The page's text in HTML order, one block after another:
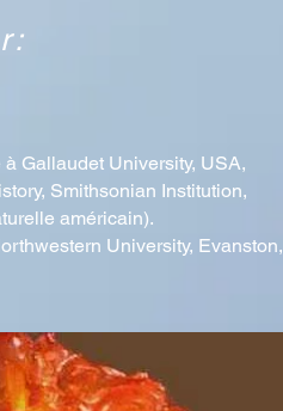
Gallaudet University, USA,
Smithsonian Institution,
américain).
University, Evanston,